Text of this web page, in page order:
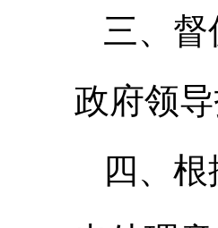
三、
政府领
四、